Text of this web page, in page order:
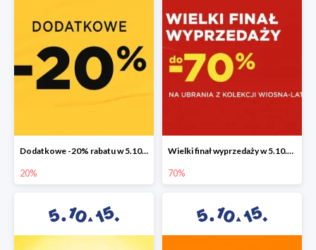
Dodatkowe -20% rabatu w 5.10.15
20%
Wielki finał wyprzedaży w 5.10.15 do -70%
70%